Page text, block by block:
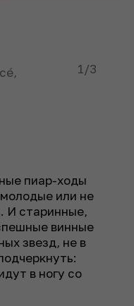
1 /3
пиар-ходы
или не
И старинные,
винные
звезд, не в
в ногу со